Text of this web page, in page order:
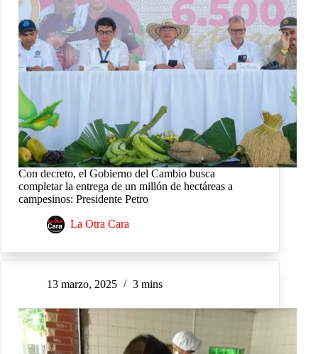
Con decreto, el Gobierno del Cambio busca
completar la entrega de un millón de hectáreas a
campesinos: Presidente Petro
La Otra Cara
13 marzo, 2025 3 mins